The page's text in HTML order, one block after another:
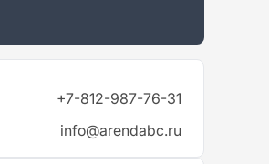
+7-812-987-76-31
info@arendabc.ru